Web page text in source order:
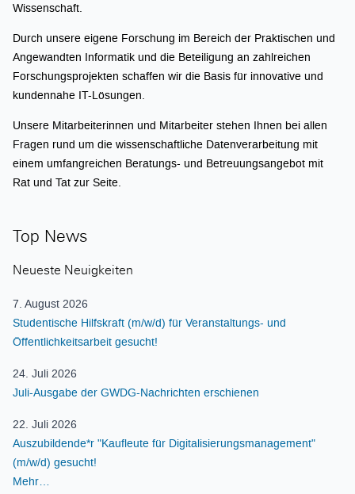
Wissenschaft.
Durch unsere eigene Forschung im Bereich der Praktischen und
Angewandten Informatik und die Beteiligung an zahlreichen
Forschungsprojekten schaffen wir die Basis für innovative und
kundennahe IT-Lösungen.
Unsere Mitarbeiterinnen und Mitarbeiter stehen Ihnen bei allen
Fragen rund um die wissenschaftliche Datenverarbeitung mit
einem umfangreichen Beratungs- und Betreuungsangebot mit
Rat und Tat zur Seite.
Top News
Neueste Neuigkeiten
7. August 2026
Studentische Hilfskraft (m/w/d) für Veranstaltungs- und
Öffentlichkeitsarbeit gesucht!
24. Juli 2026
Juli-Ausgabe der GWDG-Nachrichten erschienen
22. Juli 2026
Auszubildende*r "Kaufleute für Digitalisierungsmanagement"
(m/w/d) gesucht!
Mehr…